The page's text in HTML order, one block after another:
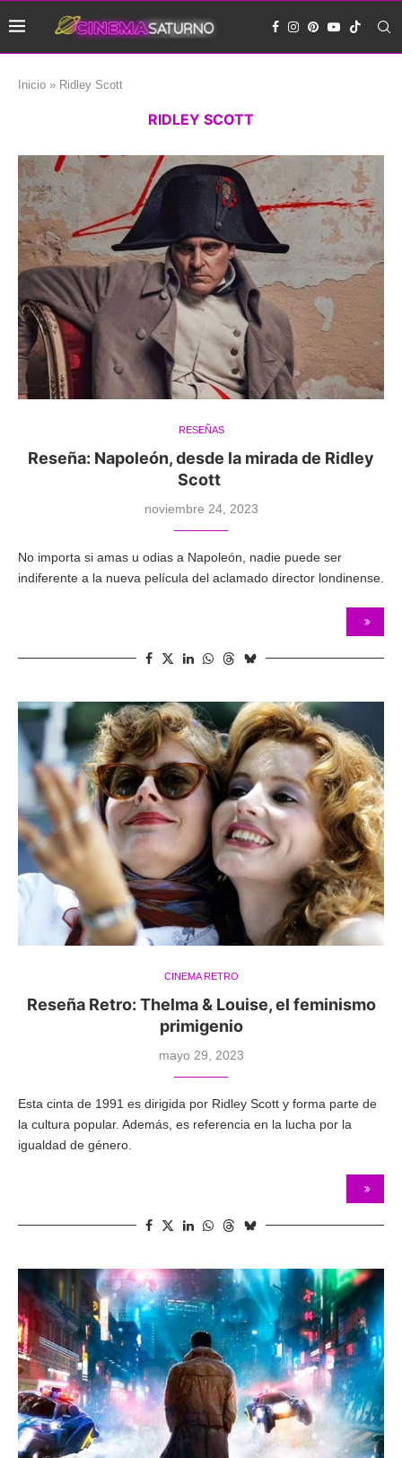
Inicio » Ridley Scott
RIDLEY SCOTT
RESEÑAS
Reseña: Napoleón, desde la mirada de Ridley
Scott
noviembre 24, 2023
No importa si amas u odias a Napoleón, nadie puede ser
indiferente a la nueva película del aclamado director londinense.
CINEMA RETRO
Reseña Retro: Thelma & Louise, el feminismo
primigenio
mayo 29, 2023
Esta cinta de 1991 es dirigida por Ridley Scott y forma parte de
la cultura popular. Además, es referencia en la lucha por la
igualdad de género.